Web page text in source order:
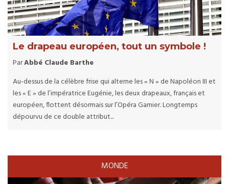
Le drapeau européen, tout un symbole !
ParAbbé Claude Barthe
Au-dessus de la célèbre frise qui alterne les « N » de Napoléon III et
les « E » de l’impératrice Eugénie, les deux drapeaux, français et
européen, flottent désormais sur l’Opéra Garnier. Longtemps
dépourvu de ce double attribut...
MONDE